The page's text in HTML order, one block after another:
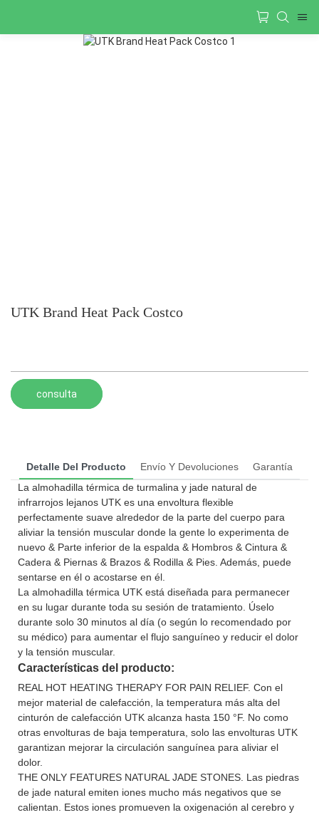
UTK Brand Heat Pack Costco
consulta
Detalle Del Producto Envío Y Devoluciones
Garantía
La almohadilla térmica de turmalina y jade natural de
infrarrojos lejanos UTK es una envoltura flexible
perfectamente suave alrededor de la parte del cuerpo para
aliviar la tensión muscular donde la gente lo experimenta de
nuevo & Parte inferior de la espalda & Hombros & Cintura &
Cadera & Piernas & Brazos & Rodilla & Pies. Además, puede
sentarse en él o acostarse en él.
La almohadilla térmica UTK está diseñada para permanecer
en su lugar durante toda su sesión de tratamiento. Úselo
durante solo 30 minutos al día (o según lo recomendado por
su médico) para aumentar el flujo sanguíneo y reducir el dolor
y la tensión muscular.
Características del producto:
REAL HOT HEATING THERAPY FOR PAIN RELIEF. Con el
mejor material de calefacción, la temperatura más alta del
cinturón de calefacción UTK alcanza hasta 150 °F. No como
otras envolturas de baja temperatura, solo las envolturas UTK
garantizan mejorar la circulación sanguínea para aliviar el
dolor.
THE ONLY FEATURES NATURAL JADE STONES. Las piedras
de jade natural emiten iones mucho más negativos que se
calientan. Estos iones promueven la oxigenación al cerebro y